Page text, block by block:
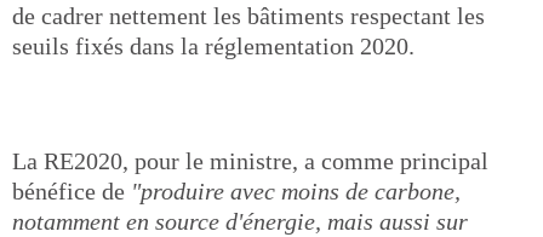
de cadrer nettement les bâtiments respectant les
seuils fixés dans la réglementation 2020.
La RE2020, pour le ministre, a comme principal
bénéfice de "produire avec moins de carbone,
notamment en source d'énergie, mais aussi sur